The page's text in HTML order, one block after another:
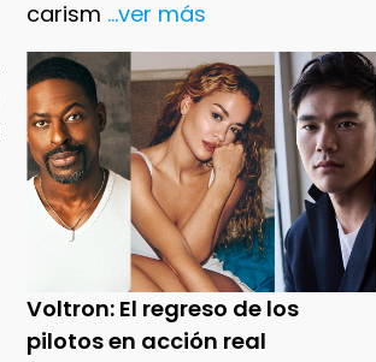
carism ...ver más
Voltron: El regreso de los
pilotos en acción real